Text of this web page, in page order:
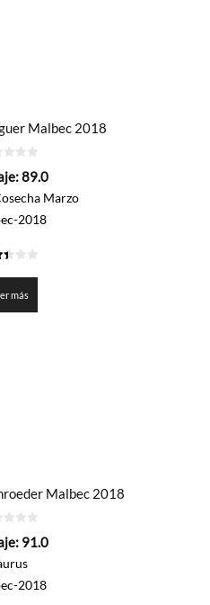
Malbec 2018
89.0
Marzo
2018
más
Malbec 2018
91.0
2018